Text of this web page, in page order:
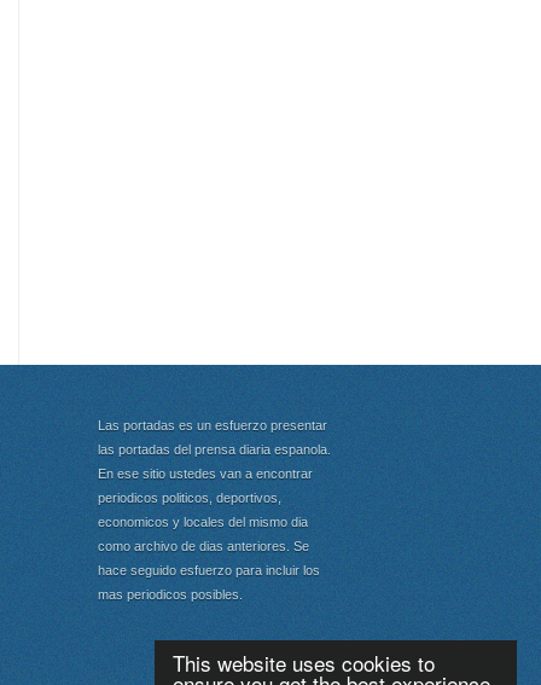
This website uses cookies to
Las portadas es un esfuerzo presentar
las portadas del prensa diaria espanola.
En ese sitio ustedes van a encontrar
periodicos politicos, deportivos,
economicos y locales del mismo dia
como archivo de dias anteriores. Se
hace seguido esfuerzo para incluir los
mas periodicos posibles.